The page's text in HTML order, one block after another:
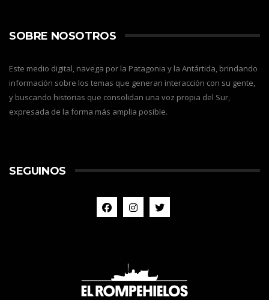
SOBRE NOSOTROS
Este medio digital, navega por la Patagonia y la Antártida, brindando
información sobre los temas que generan interacción con su gente,
y buscando historias que consolidan una voz propia del Sur,
expresada de la forma más amplia posible.
SEGUINOS